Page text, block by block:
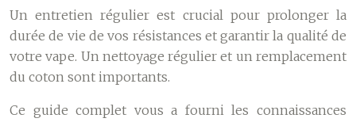
Un entretien régulier est crucial pour prolonger la
durée de vie de vos résistances et garantir la qualité de
votre vape. Un nettoyage régulier et un remplacement
du coton sont importants.
Ce guide complet vous a fourni les connaissances